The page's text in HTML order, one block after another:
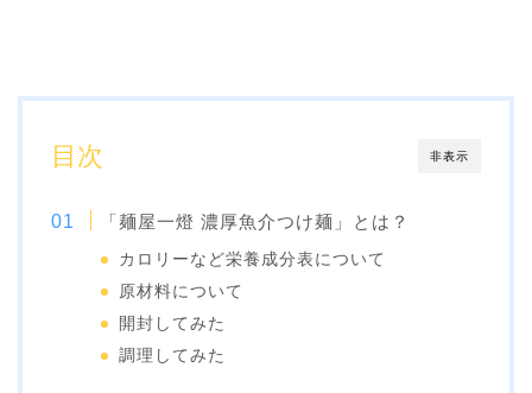
非表示
目次
「麺屋一燈 濃厚魚介つけ麺」とは？
カロリーなど栄養成分表について
原材料について
開封してみた
調理してみた